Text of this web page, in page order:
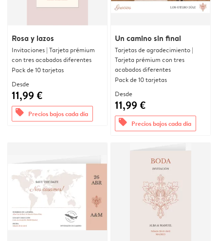
Rosa y lazos
Invitaciones | Tarjeta prémium
con tres acabados diferentes
Pack de 10 tarjetas
Desde
11,99 €
offers Precios bajos cada día
Un camino sin final
Tarjetas de agradecimiento |
Tarjeta prémium con tres
acabados diferentes
Pack de 10 tarjetas
Desde
11,99 €
offers Precios bajos cada día